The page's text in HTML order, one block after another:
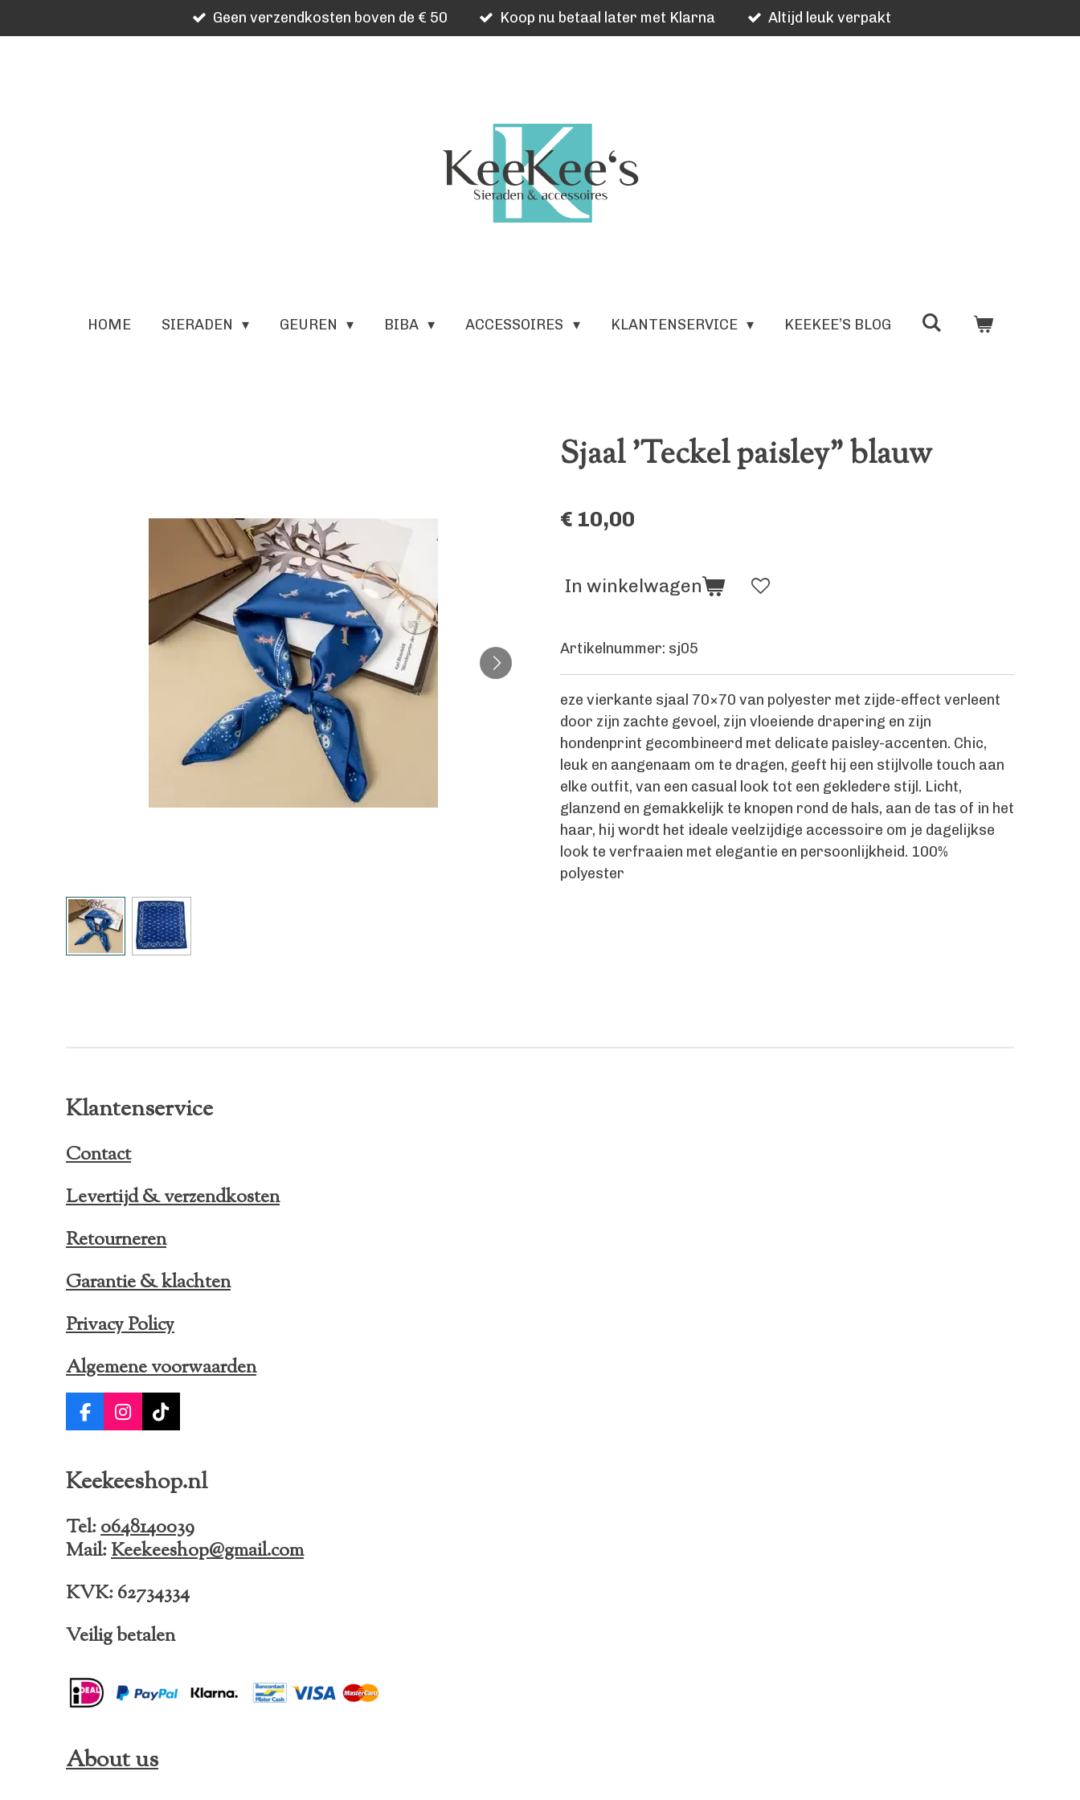
direct
Geen verzendkosten boven de € 50 Koop nu betaal later met Klarna Altijd leuk verpakt
HOME SIERADEN GEUREN BIBA ACCESSOIRES KLANTENSERVICE KEEKEE’S BLOG
Sjaal 'Teckel paisley" blauw
€ 10,00
In winkelwagen
Artikelnummer: sj05
eze vierkante sjaal 70×70 van polyester met zijde-effect verleent
door zijn zachte gevoel, zijn vloeiende drapering en zijn
hondenprint gecombineerd met delicate paisley-accenten. Chic,
leuk en aangenaam om te dragen, geeft hij een stijlvolle touch aan
elke outfit, van een casual look tot een gekledere stijl. Licht,
glanzend en gemakkelijk te knopen rond de hals, aan de tas of in het
haar, hij wordt het ideale veelzijdige accessoire om je dagelijkse
look te verfraaien met elegantie en persoonlijkheid. 100%
polyester
Klantenservice
Contact
Levertijd & verzendkosten
Retourneren
Garantie & klachten
Privacy Policy
Algemene voorwaarden
F
a
b
o
k
I
n
a
r
a
m
T
i
o
Keekeeshop.nl
Tel:0648140039
Mail:Keekeeshop@gmail.com
KVK: 62734334
Veilig betalen
About us